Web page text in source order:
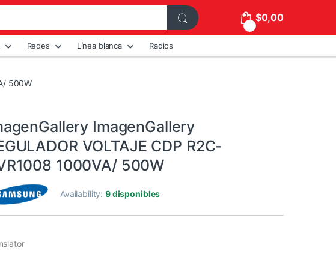
$0,00
Redes Línea blanca Radios
500W
ImagenGallery
VOLTAJE CDP R2C-
1000VA/ 500W
Availability:9 disponibles